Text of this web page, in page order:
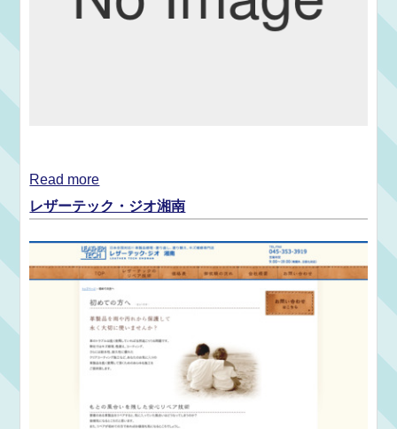
Read more
レザーテック・ジオ湘南